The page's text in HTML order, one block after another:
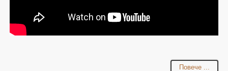
Повече ...